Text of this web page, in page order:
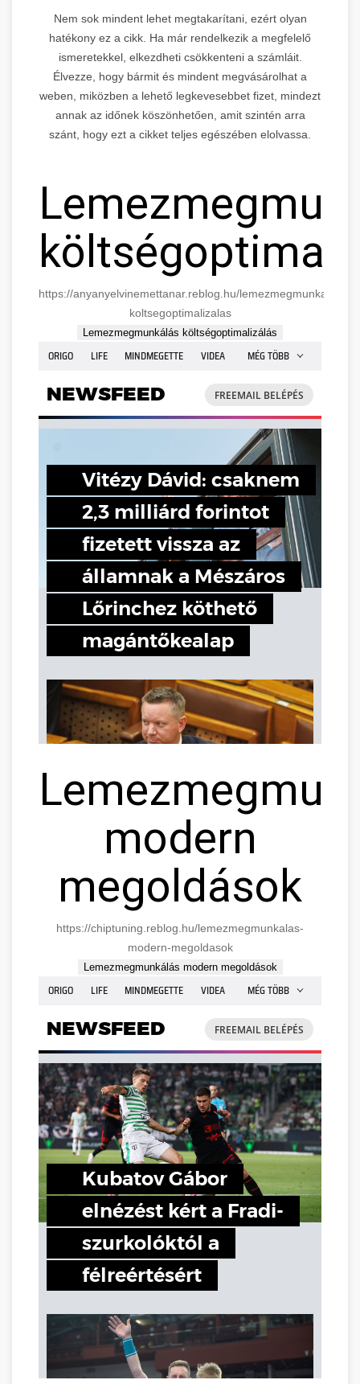
Nem sok mindent lehet megtakarítani, ezért olyan
hatékony ez a cikk. Ha már rendelkezik a megfelelő
ismeretekkel, elkezdheti csökkenteni a számláit.
Élvezze, hogy bármit és mindent megvásárolhat a
weben, miközben a lehető legkevesebbet fizet, mindezt
annak az időnek köszönhetően, amit szintén arra
szánt, hogy ezt a cikket teljes egészében elolvassa.
https://anyanyelvinemettanar.reblog.hu/lemezmegmunkalas-
koltsegoptimalizalas
Lemezmegmunkálás költségoptimalizálás
modern
megoldások
https://chiptuning.reblog.hu/lemezmegmunkalas-
modern-megoldasok
Lemezmegmunkálás modern megoldások